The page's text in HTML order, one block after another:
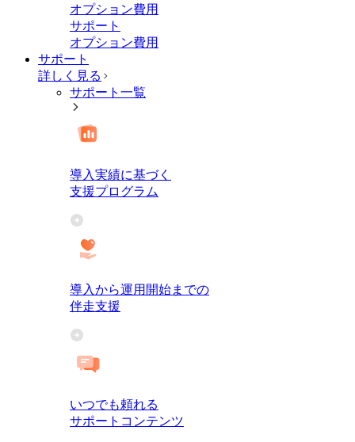
オプション費用
サポート
オプション費用
サポート
詳しく見る
サポート一覧
導入実績に基づく
支援プログラム
導入から運用開始までの
伴走支援
いつでも頼れる
サポートコンテンツ